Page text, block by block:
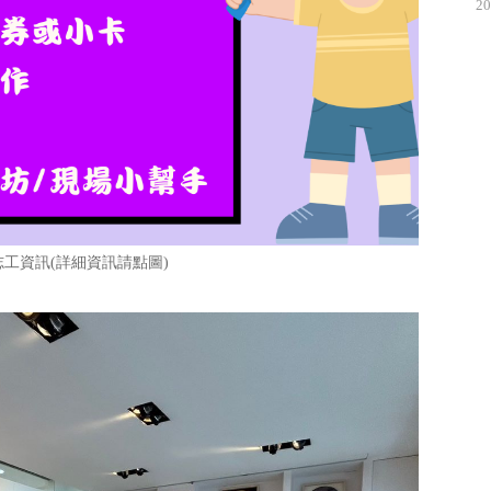
資訊(詳細資訊請點圖)